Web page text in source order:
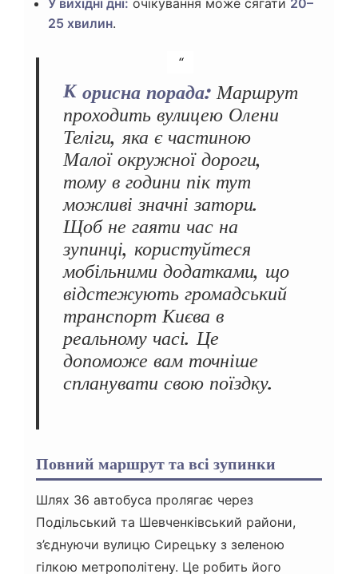
25 хвилин.
Корисна порада: Маршрут
проходить вулицею Олени
Теліги, яка є частиною
Малої окружної дороги,
тому в години пік тут
можливі значні затори.
Щоб не гаяти час на
зупинці, користуйтеся
мобільними додатками, що
відстежують громадський
транспорт Києва в
реальному часі. Це
допоможе вам точніше
спланувати свою поїздку.
Повний маршрут та всі зупинки
Шлях 36 автобуса пролягає через
Подільський та Шевченківський райони,
з’єднуючи вулицю Сирецьку з зеленою
гілкою метрополітену. Це робить його